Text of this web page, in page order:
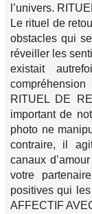
l’univers.
Le rituel de
obstacles qui
réveiller les
existait
RITUEL DE
important de
photo ne
contraire, il
canaux
votre
positives qui
AFFECTIF